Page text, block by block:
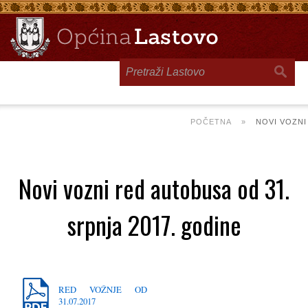
POČETNA » NOVI
Novi vozni red autobusa od 31.
srpnja 2017. godine
RED VOŽNJE OD
31.07.2017